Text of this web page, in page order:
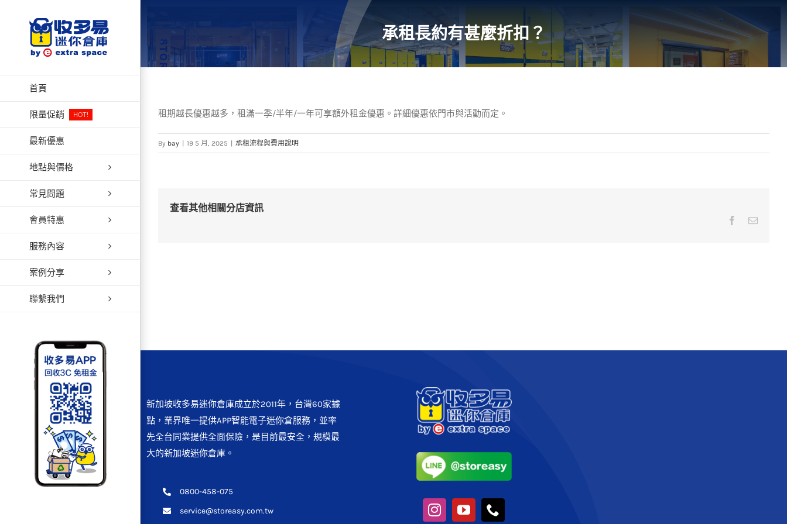
首頁
限量促銷 HOT!
最新優惠
地點與價格
常見問題
會員特惠
服務內容
案例分享
聯繫我們
承租長約有甚麼折扣？
租期越長優惠越多，租滿一季/半年/一年可享額外租金優惠。詳細優惠依門市與活動而定。
By bay 19 5 月, 2025 承租流程與費用說明
查看其他相關分店資訊
FacebookEmail:
新加坡收多易迷你倉庫成立於2011年，台灣60家據
點，業界唯一提供APP智能電子迷你倉服務，並率
先全台同業提供全面保險，是目前最安全，規模最
大的新加坡迷你倉庫。
0800-458-075
service@storeasy.com.tw